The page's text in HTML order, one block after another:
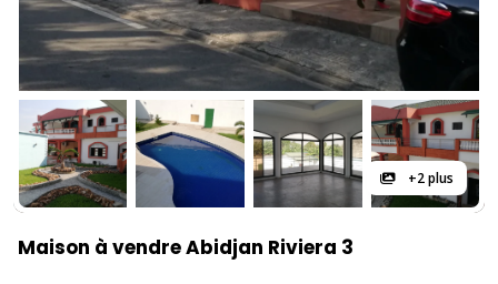
+2 plus
Maison à vendre Abidjan Riviera 3